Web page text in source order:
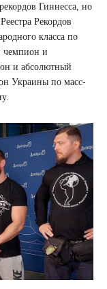
Гиннесса, но
Рекордов
класса по
чемпион и
и абсолютный
Украины по масс-